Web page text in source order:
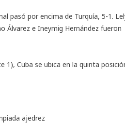
pasó por encima de Turquía, 5-1.
Álvarez e Ineymig Hernández fueron
1), Cuba se ubica en la quinta
ajedrez